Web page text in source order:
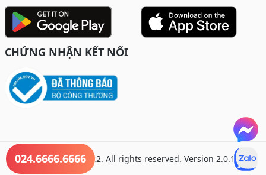
CHỨNG NHẬN KẾT NỐI
© Copyright 2022. All rights reserved. Version 2.0.1
024.6666.6666